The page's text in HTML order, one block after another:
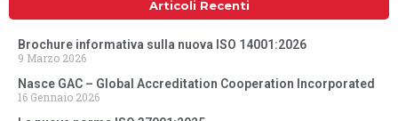
Articoli Recenti
Brochure informativa sulla nuova ISO 14001:2026
9 Marzo 2026
Nasce GAC – Global Accreditation Cooperation Incorporated
16 Gennaio 2026